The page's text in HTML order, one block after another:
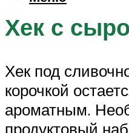
Хек с
Хек под
корочкой
ароматным.
продуктовый